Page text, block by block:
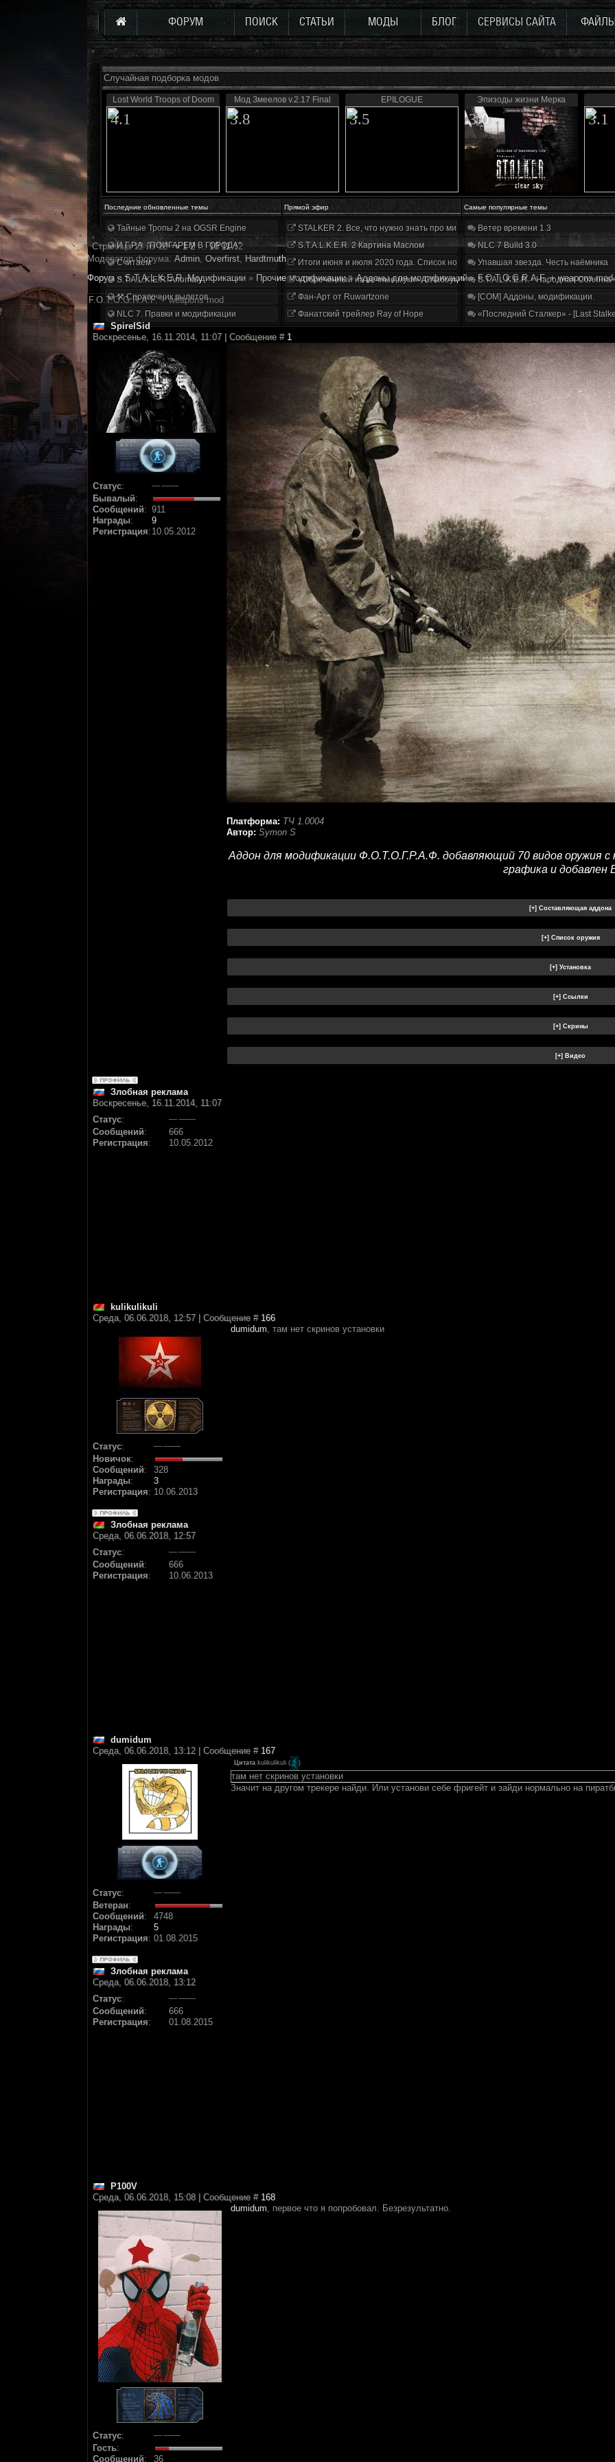
ФОРУМ ПОИСК СТАТЬИ МОДЫ БЛОГ СЕРВИСЫ САЙТА
Случайная подборка модов
Lost World Troops of Doom
4.1
Мод Змеелов v.2.17 Final
3.8
EPILOGUE
3.5
Эпизоды жизни Мерка
3.0 3.1
Последние обновленные темы Прямой эфир Самые популярные темы
Тайные Тропы 2 на OGSR Engine
И.Г.Р.А. "ПОИГАРЕМ В ГОРОДА"
Считаем
S.T.A.L.K.E.R. Anomaly
⚒ Справочник вылетов
NLC 7. Правки и модификации
STALKER 2. Все, что нужно знать про мир, геймплей и сюжет | Разбор трейлера
S.T.A.L.K.E.R. 2 Картина Маслом
Итоги июня и июля 2020 года. Список нововведений
«Обречённый на вечные муки». Слабоумие и отвага
Фан-Арт от Ruwartzone
Фанатский трейлер Ray of Hope
Ветер времени 1.3
NLC 7 Build 3.0
Упавшая звезда. Честь наёмника
S.T.A.L.K.E.R. - Народная
[COM] Аддоны, модификации.
«Последний Сталкер» - [Last
Страница12из12 « 1 2 … 10 11 12
Модератор форума: Аdmin, Overfirst, Hardtmuth
Форум » S.T.A.L.K.E.R. Модификации » Прочие модификации » Аддоны для модификаций » F.O.T.O.G.R.A.F. + weapons mod
F.O.T.O.G.R.A.F. + weapons mod
SpirelSid
Воскресенье, 16.11.2014, 11:07 | Сообщение # 1
Статус:
Бывалый:
Сообщений: 911
Награды:
9
Регистрация: 10.05.2012
Платформа: ТЧ 1.0004
Автор: Symon S
Аддон для модификации Ф.О.Т.О.Г.Р.А.Ф. добавляющий 70 видов оружия
графика и добавлен
Злобная реклама
Воскресенье, 16.11.2014, 11:07
Статус:
Сообщений:
666
Регистрация: 10.05.2012
kulikulikuli
Среда, 06.06.2018, 12:57 | Сообщение # 166
Статус:
Новичок:
Сообщений:
328
Награды:
3
Регистрация: 10.06.2013
dumidum, там нет скринов установки
Злобная реклама
Среда, 06.06.2018, 12:57
Статус:
Сообщений:
666
Регистрация: 10.06.2013
dumidum
Среда, 06.06.2018, 13:12 | Сообщение # 167
Статус:
Ветеран:
Сообщений:
4748
Награды:
5
Регистрация: 01.08.2015
Цитата kulikulikuli ( )
там нет скринов установки
Значит на другом трекере найди. Или установи себе фригейт и зайди нормально на
Злобная реклама
Среда, 06.06.2018, 13:12
Статус:
Сообщений:
666
Регистрация: 01.08.2015
P100V
Среда, 06.06.2018, 15:08 | Сообщение # 168
Статус:
Гость:
Сообщений: 36
dumidum, первое что я попробовал. Безрезультатно.